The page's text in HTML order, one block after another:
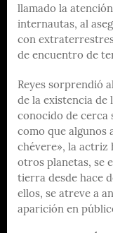
llamado la
internautas, al
con
de encuentro de
Reyes sorprendió
de la existencia
conocido de cerca
como que algunos
chévere», la actriz
otros planetas, se
tierra desde hace
ellos, se atreve a
aparición en